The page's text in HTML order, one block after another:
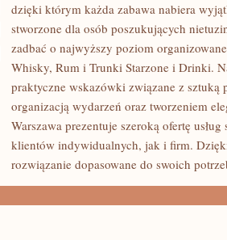
DRINKI
dzięki którym każda zabawa nabiera
stworzone dla osób poszukujących
zadbać o najwyższy poziom
Whisky, Rum i Trunki Starzone i Drinki.
praktyczne wskazówki związane z
organizacją wydarzeń oraz tworzeniem
Warszawa prezentuje szeroką ofertę
klientów indywidualnych, jak i firm.
rozwiązanie dopasowane do swoich